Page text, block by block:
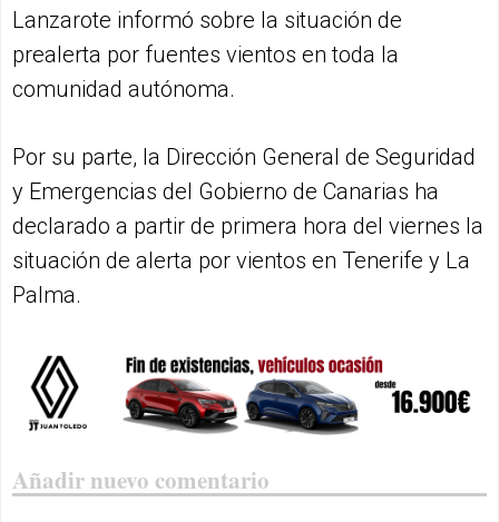
Lanzarote informó sobre la situación de
prealerta por fuentes vientos en toda la
comunidad autónoma.
Por su parte, la Dirección General de Seguridad
y Emergencias del Gobierno de Canarias ha
declarado a partir de primera hora del viernes la
situación de alerta por vientos en Tenerife y La
Palma.
Añadir nuevo comentario